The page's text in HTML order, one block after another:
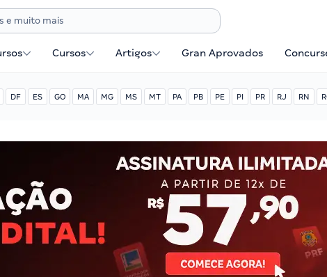
Cursos Artigos Gran Aprovados
DF ES GO MA MG MS MT PA PB PE PI PR RJ RN